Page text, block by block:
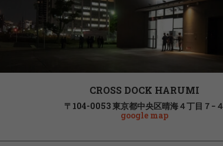
CROSS DOCK HARUMI
〒104-0053 東京都中央区晴海４丁目７−４
google map